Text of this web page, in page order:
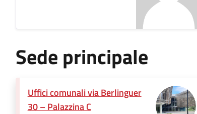
Sede principale
Uffici comunali via Berlinguer
30 – Palazzina C